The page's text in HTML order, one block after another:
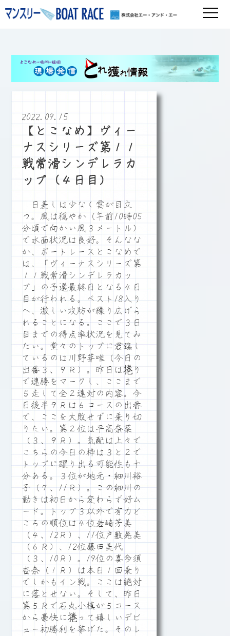
2022.09.15
【とこなめ】ヴィー
ナスシリーズ第１１
戦常滑シンデレラカ
ップ（４日目）
日差しは少なく雲が目立
つ。風は穏やか（午前10時05
分頃で向かい風３メートル）
で水面状況は良好。そんなな
か、ボートレースとこなめで
は、「ヴィーナスシリーズ第
１１戦常滑シンデレラカッ
プ」の予選最終日となる４日
目が行われる。ベスト18入り
へ、激しい攻防が繰り広げら
れることになる。ここで３日
目までの得点率状況を見てみ
たい。堂々のトップに君臨し
ているのは川野芽唯（今日の
出番３、９Ｒ）。昨日は捲り
で連勝をマークし、ここまで
５走して全２連対の内容。今
日後半９Ｒは６コースの出番
で、ここを大敗せずに乗り切
りたい。第２位は平高奈菜
（３、９Ｒ）。気配は上々で
こちらの今日の枠は３と２で
トップに躍り出る可能性も十
分ある。３位が地元・細川裕
子（７、11Ｒ）。この細川の
動きは初日から変わらず好ム
ード。トップ３以外で有力ど
ころの順位は４位岩崎芳美
（４、12Ｒ）、11位戸敷晃美
（６Ｒ）、12位藤田美代
（３、10Ｒ）。19位の喜多須
杏奈（１Ｒ）は本日１回乗り
でしかもイン戦。ここは絶対
に落とせない。そして、昨日
第５Ｒで石丸小槙が５コース
から豪快に捲って嬉しいデビ
ュー初勝利を挙げた。そのレ